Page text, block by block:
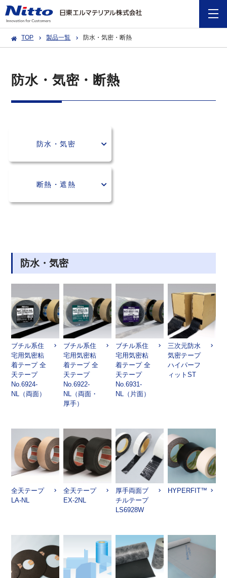
TOP 製品一覧 防水・気密・断熱
防水・気密・断熱
防水・気密
断熱・遮熱
防水・気密
ブチル系住
宅用気密粘
着テープ 全
天テープ
No.6924-
NL（両面）
ブチル系住
宅用気密粘
着テープ 全
天テープ
No.6922-
NL（両面・
厚手）
ブチル系住
宅用気密粘
着テープ 全
天テープ
No.6931-
NL（片面）
三次元防水
気密テープ
ハイパーフ
ィットST
全天テープ
LA-NL
全天テープ
EX-2NL
厚手両面ブ
チルテープ
LS6928W
HYPERFIT™